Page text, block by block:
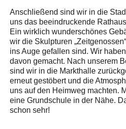
Anschließend sind wir in die
uns das beeindruckende
Ein wirklich wunderschönes
wir die Skulpturen
ins Auge gefallen sind. Wir
davon gemacht. Nach unserem
sind wir in die Markthalle
erneut gestöbert und die
uns auf den Heimweg machten.
eine Grundschule in der Nähe.
schon sehr!